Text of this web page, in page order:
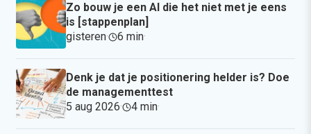
Zo bouw je een AI die het niet met je eens
is [stappenplan]
gisteren· 6 min·
Denk je dat je positionering helder is? Doe
de managementtest
5 aug 2026· 4 min·